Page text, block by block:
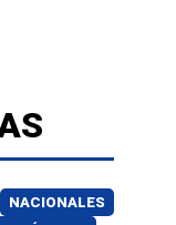
NACIONALES